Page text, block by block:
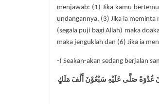
menjawab: (1) Jika kamu
undangannya, (3) Jika ia meminta
(segala puji bagi Allah) maka
maka jenguklah dan (6) Jika ia
-) Seakan-akan sedang berjalan
غُدْوَةً صَلَّى عَلَيْهِ سَبْعُوْنَ أَلْفَ مَلَكٍ